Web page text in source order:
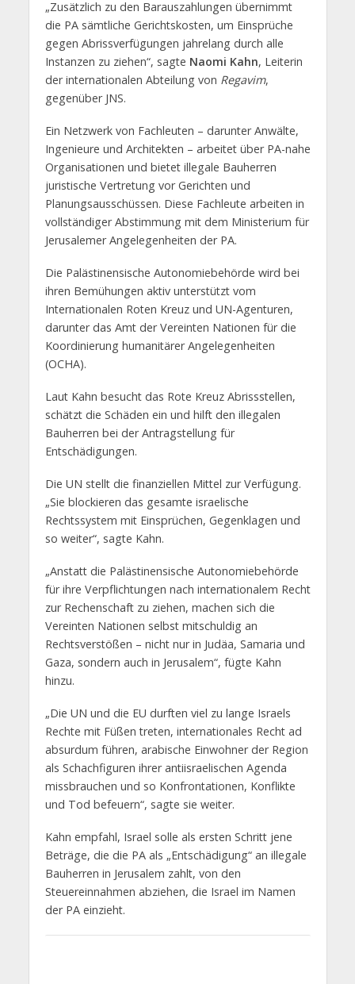
„Zusätzlich zu den Barauszahlungen übernimmt
die PA sämtliche Gerichtskosten, um Einsprüche
gegen Abrissverfügungen jahrelang durch alle
Instanzen zu ziehen“, sagte Naomi Kahn, Leiterin
der internationalen Abteilung von Regavim,
gegenüber JNS.
Ein Netzwerk von Fachleuten – darunter Anwälte,
Ingenieure und Architekten – arbeitet über PA-nahe
Organisationen und bietet illegale Bauherren
juristische Vertretung vor Gerichten und
Planungsausschüssen. Diese Fachleute arbeiten in
vollständiger Abstimmung mit dem Ministerium für
Jerusalemer Angelegenheiten der PA.
Die Palästinensische Autonomiebehörde wird bei
ihren Bemühungen aktiv unterstützt vom
Internationalen Roten Kreuz und UN-Agenturen,
darunter das Amt der Vereinten Nationen für die
Koordinierung humanitärer Angelegenheiten
(OCHA).
Laut Kahn besucht das Rote Kreuz Abrissstellen,
schätzt die Schäden ein und hilft den illegalen
Bauherren bei der Antragstellung für
Entschädigungen.
Die UN stellt die finanziellen Mittel zur Verfügung.
„Sie blockieren das gesamte israelische
Rechtssystem mit Einsprüchen, Gegenklagen und
so weiter“, sagte Kahn.
„Anstatt die Palästinensische Autonomiebehörde
für ihre Verpflichtungen nach internationalem Recht
zur Rechenschaft zu ziehen, machen sich die
Vereinten Nationen selbst mitschuldig an
Rechtsverstößen – nicht nur in Judäa, Samaria und
Gaza, sondern auch in Jerusalem“, fügte Kahn
hinzu.
„Die UN und die EU durften viel zu lange Israels
Rechte mit Füßen treten, internationales Recht ad
absurdum führen, arabische Einwohner der Region
als Schachfiguren ihrer antiisraelischen Agenda
missbrauchen und so Konfrontationen, Konflikte
und Tod befeuern“, sagte sie weiter.
Kahn empfahl, Israel solle als ersten Schritt jene
Beträge, die die PA als „Entschädigung“ an illegale
Bauherren in Jerusalem zahlt, von den
Steuereinnahmen abziehen, die Israel im Namen
der PA einzieht.